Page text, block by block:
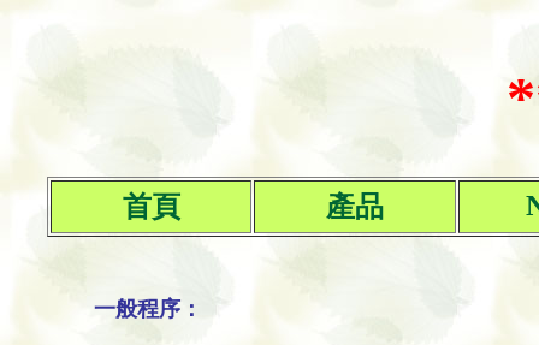
首頁 產品
一般程序：